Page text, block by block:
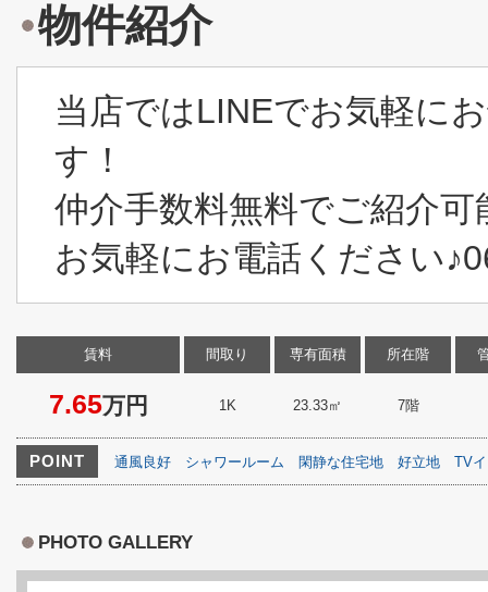
物件紹介
当店ではLINEでお気軽に
す！
仲介手数料無料でご紹介
お気軽にお電話ください
賃料
7.65万円
間取り
1K
専有面積
23.33㎡
所在階
7階
POINT 通風良好 シャワールーム 閑静な住宅地 好立地 TV
PHOTO GALLERY